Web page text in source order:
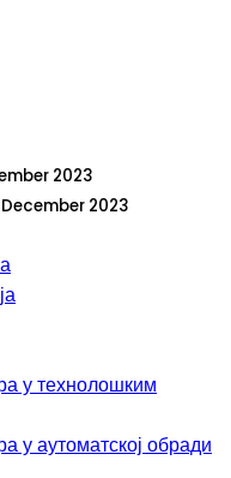
2023
2023
у технолошким
у аутоматској обради